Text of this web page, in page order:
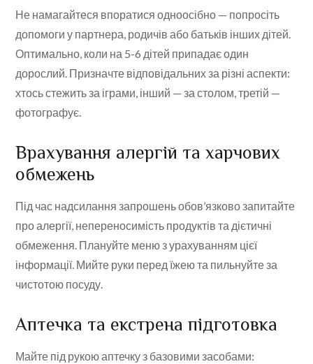
Не намагайтеся впоратися одноосібно — попросіть
допомоги у партнера, родичів або батьків інших дітей.
Оптимально, коли на 5-6 дітей припадає один
дорослий. Призначте відповідальних за різні аспекти:
хтось стежить за іграми, інший — за столом, третій —
фотографує.
Врахування алергій та харчових
обмежень
Під час надсилання запрошень обов’язково запитайте
про алергії, непереносимість продуктів та дієтичні
обмеження. Плануйте меню з урахуванням цієї
інформації. Мийте руки перед їжею та пильнуйте за
чистотою посуду.
Аптечка та екстрена підготовка
Майте під рукою аптечку з базовими засобами: